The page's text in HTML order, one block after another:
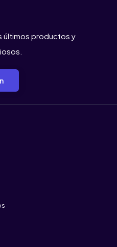
últimos productos y